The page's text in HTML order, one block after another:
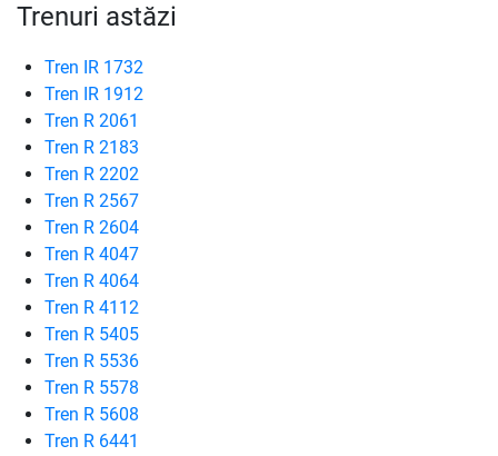
Trenuri astăzi
Tren IR 1732
Tren IR 1912
Tren R 2061
Tren R 2183
Tren R 2202
Tren R 2567
Tren R 2604
Tren R 4047
Tren R 4064
Tren R 4112
Tren R 5405
Tren R 5536
Tren R 5578
Tren R 5608
Tren R 6441